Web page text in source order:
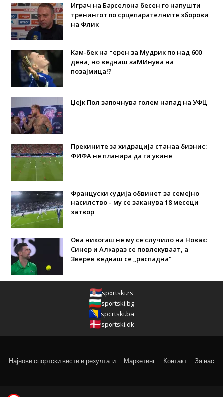
Играч на Барселона бесен го напушти
тренингот по срцепарателните зборови
на Флик
Кам-бек на терен за Мудрик по над 600
дена, но веднаш заМИнува на
позајмица!?
Џејк Пол започнува голем напад на УФЦ
Прекините за хидрација станаа бизнис:
ФИФА не планира да ги укине
Француски судија обвинет за семејно
насилство – му се заканува 18 месеци
затвор
Ова никогаш не му се случило на Новак:
Синер и Алкараз се повлекуваат, а
Зверев веднаш се „распадна“
sportski.rs
sportski.bg
sportski.ba
sportski.dk
Најнови спортски вести и резултати Маркетинг Контакт За нас